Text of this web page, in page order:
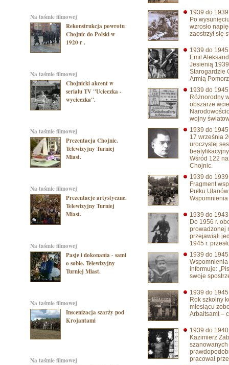
na taśmie filmowej
Rekonstrukcja powrotu
Chojnic do Polski w
1920 r .
na taśmie filmowej
Chojnicki akcent w
serialu TV "Ucieczka -
wycieczka".
na taśmie filmowej
Prezentacja Chojnic.
Telewizyjny Turniej
Miast.
na taśmie filmowej
Prezentacje artystyczne.
Telewizyjny Turniej
Miast.
na taśmie filmowej
Pasje i dokonania - sami
o sobie. Telewizyjny
Turniej Miast.
na taśmie filmowej
Inscenizacja szarży pod
Krojantami
na taśmie filmowej
1939 do
Po
wzrosło
zaostrzył się
1939 do
Emil
Jesienią 1939
Starogardzie
Armią
1939 do
Różnorodny
obszarze
wojny
1939 do
17 września
uroczystej
Wśród 122
Chojnic.
1939 do
Fragment
Pułku
Wspomnienia
1939 do
Do 1956 r.
prowadzonej
przejawiali
1945 r.
1939 do
informuje:
swoje
1939 do
Rok szkolny
miesiącu
Arbaitsamt –
1939 do
Kazimierz
pracował